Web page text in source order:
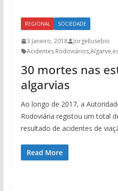
REGIONAL SOCIEDADE
3 Janeiro, 2018
JorgeEusebio
Acidentes Rodoviários,Algarve,
30 mortes nas
algarvias
Ao longo de 2017, a
Rodoviária registou um total
resultado de acidentes de
Read More